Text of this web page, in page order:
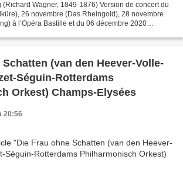
(Richard Wagner, 1849-1876) Version de concert du
26 novembre (Das Rheingold), 28 novembre
à l’Opéra Bastille et du 06 décembre 2020
(van den Heever-Volle-
Séguin-Rotterdams
Orkest) Champs-Elysées
20:56